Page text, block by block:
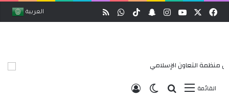
العربية ‫YouTubeانستقرام
سناب تشات‫TikTokواتساب ملخص الموقع RSS
القائمةبحث عن
الوضع المظلم
تسجيل الدخول